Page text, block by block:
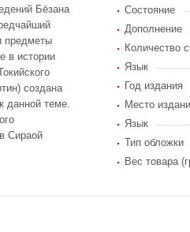
Бёзана
предметы
в истории
создана
данной теме.
Сираой
Состояние
Дополнение
Количество
Язык
Год издания
Место
Язык
Тип обложки
Вес товара